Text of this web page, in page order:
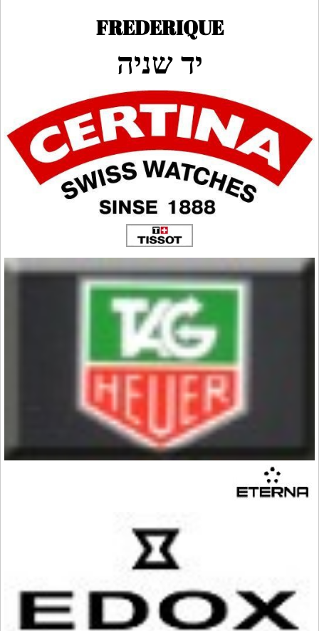
FREDERIQUE
יד שניה